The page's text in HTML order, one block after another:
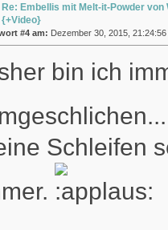
Re: Embellis mit Melt-it-Powder von
{+Video}
#4 am: Dezember 30, 2015,
bin ich
Schleifen